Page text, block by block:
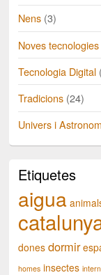
Nens (3)
Noves tecnologies
Tecnologia Digital
Tradicions (24)
Univers i
Etiquetes
aigua
dones dormir
homes insectes